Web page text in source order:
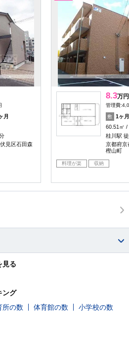
月
見区石田森
8.3万円
管理費
敷
1ヶ月
60.51㎡
桂川駅
京都府京
樫山町
料理が楽 収納
見る
ング
所の数 体育館の数 小学校の数